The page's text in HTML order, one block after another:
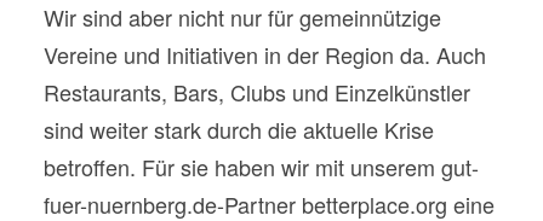
Wir sind aber nicht nur für gemeinnützige
Vereine und Initiativen in der Region da. Auch
Restaurants, Bars, Clubs und Einzelkünstler
sind weiter stark durch die aktuelle Krise
betroffen. Für sie haben wir mit unserem gut-
fuer-nuernberg.de-Partner betterplace.org eine